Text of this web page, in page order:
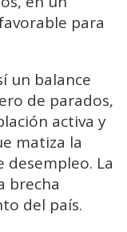
para
un balance
de parados,
activa y
matiza la
La
brecha
del país.